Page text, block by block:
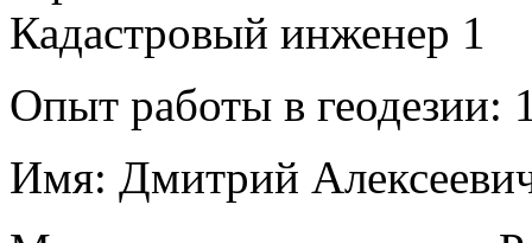
Кадастровый инженер 1
Опыт работы в геодезии:
Имя: Дмитрий